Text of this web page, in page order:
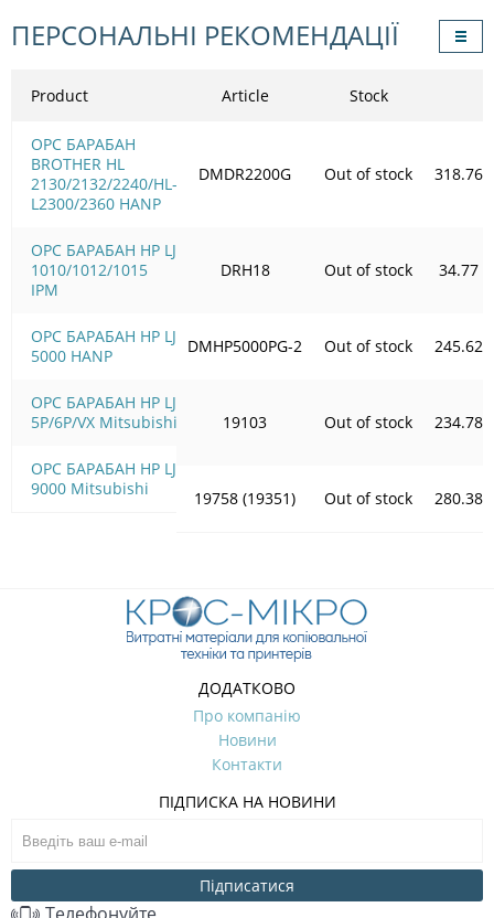
ПЕРСОНАЛЬНІ РЕКОМЕНДАЦІЇ
Product
OPC БАРАБАН
BROTHER HL
2130/2132/2240/HL-
L2300/2360 HANP
OPC БАРАБАН HP LJ
1010/1012/1015
IPM
OPC БАРАБАН HP LJ
5000 HANP
OPC БАРАБАН HP LJ
5P/6P/VX Mitsubishi
OPC БАРАБАН HP LJ
9000 Mitsubishi
Article Stock
DMDR2200G Out of stock 318.76
DRH18 Out of stock 34.77
DMHP5000PG-2 Out of stock 245.62
19103 Out of stock 234.78
19758 (19351) Out of stock 280.38
ДОДАТКОВО
Про компанію
Новини
Контакти
ПІДПИСКА НА НОВИНИ
Підписатися
Телефонуйте